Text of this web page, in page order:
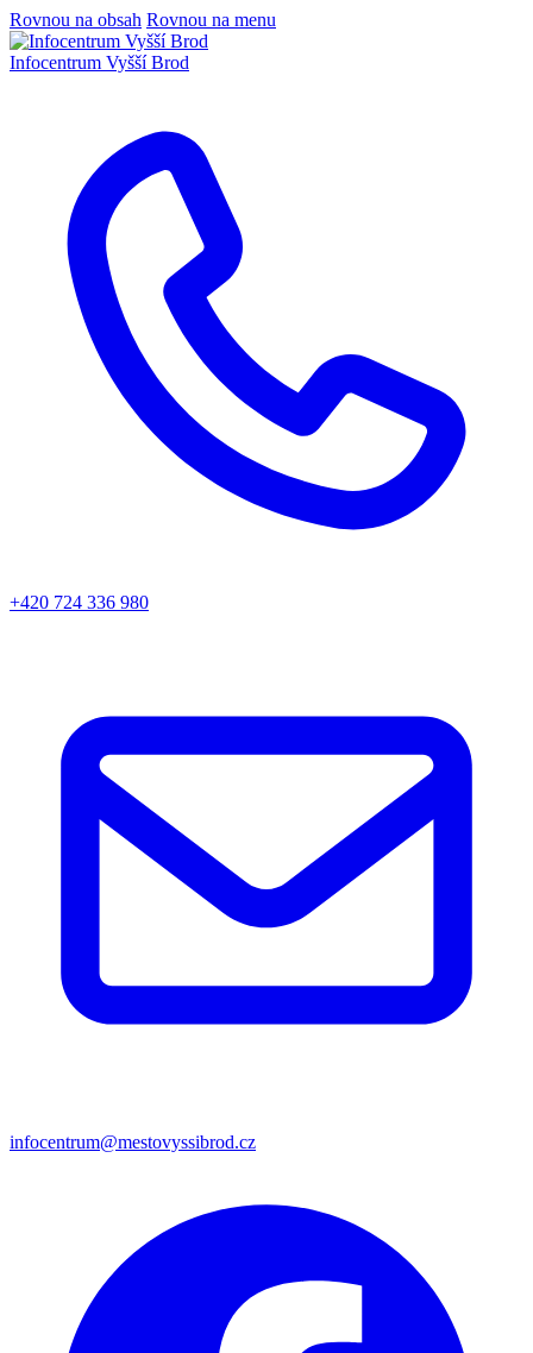
Rovnou na obsah Rovnou na menu
Infocentrum Vyšší Brod
+420 724 336 980
infocentrum@mestovyssibrod.cz